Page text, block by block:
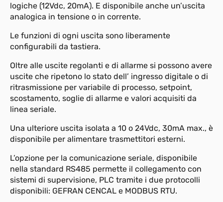
logiche (12Vdc, 20mA). E disponibile anche un’uscita
analogica in tensione o in corrente.
Le funzioni di ogni uscita sono liberamente
configurabili da tastiera.
Oltre alle uscite regolanti e di allarme si possono avere
uscite che ripetono lo stato dell’ ingresso digitale o di
ritrasmissione per variabile di processo, setpoint,
scostamento, soglie di allarme e valori acquisiti da
linea seriale.
Una ulteriore uscita isolata a 10 o 24Vdc, 30mA max., è
disponibile per alimentare trasmettitori esterni.
L’opzione per la comunicazione seriale, disponibile
nella standard RS485 permette il collegamento con
sistemi di supervisione, PLC tramite i due protocolli
disponibili: GEFRAN CENCAL e MODBUS RTU.